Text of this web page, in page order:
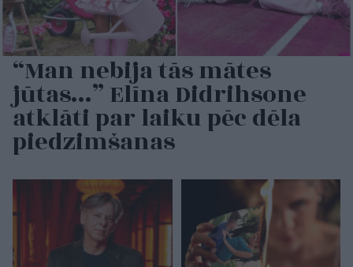
“Man nebija tās mātes
jūtas…” Elīna Didrihsone
atklāti par laiku pēc dēla
piedzimšanas